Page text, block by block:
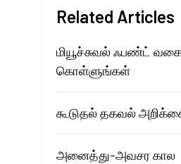
Related Articles
மியூச்சுவல் ஃபண்ட்
கொள்ளுங்கள்
கூடுதல் தகவல்
அனைத்து-அவசர கால